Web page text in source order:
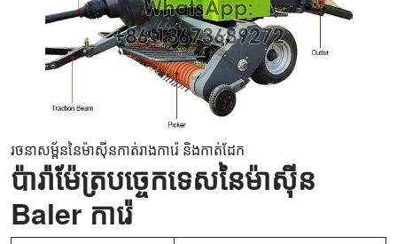
រចនាសម្ព័ននៃម៉ាស៊ីនកាត់រាងការ៉េ និងកាត់ដែក
ប៉ារ៉ាម៉ែត្របច្ចេកទេសនៃម៉ាស៊ីន
Baler ការ៉េ